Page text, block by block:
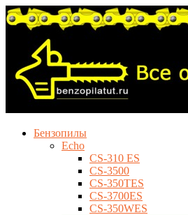
Бензопилы
Echo
CS-310 ES
CS-3500
CS-350TES
CS-3700ES
CS-350WES